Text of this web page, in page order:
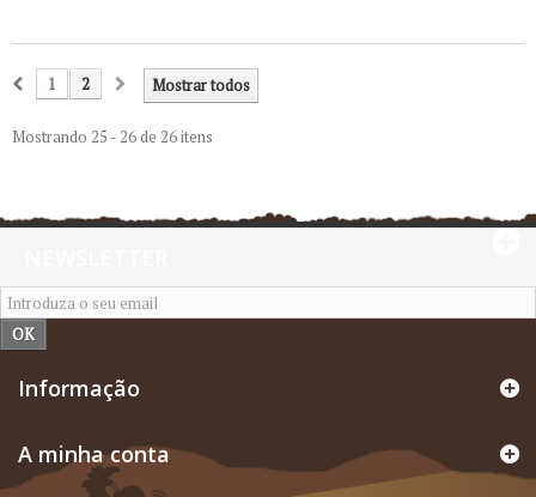
Mostrar todos
1 2
Mostrando 25 - 26 de 26 itens
OK
Informação
A minha conta